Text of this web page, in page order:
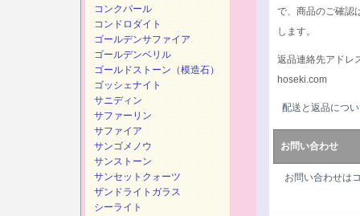
で、商品のご確認
します。
返品連絡先アドレ
hoseki.com
配送と返品につ
お問い合わせ
お問い合わせは
コンクパール
コンドロダイト
ゴールデンサファイア
ゴールデンベリル
ゴールドストーン（模造石）
ゴッシェナイト
サニディン
サファーリン
サファイア
サンゴメノウ
サンストーン
サンセットクォーツ
ザンドライトガラス
シーライト